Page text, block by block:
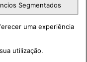
Segmentados
uma experiência
utilização.